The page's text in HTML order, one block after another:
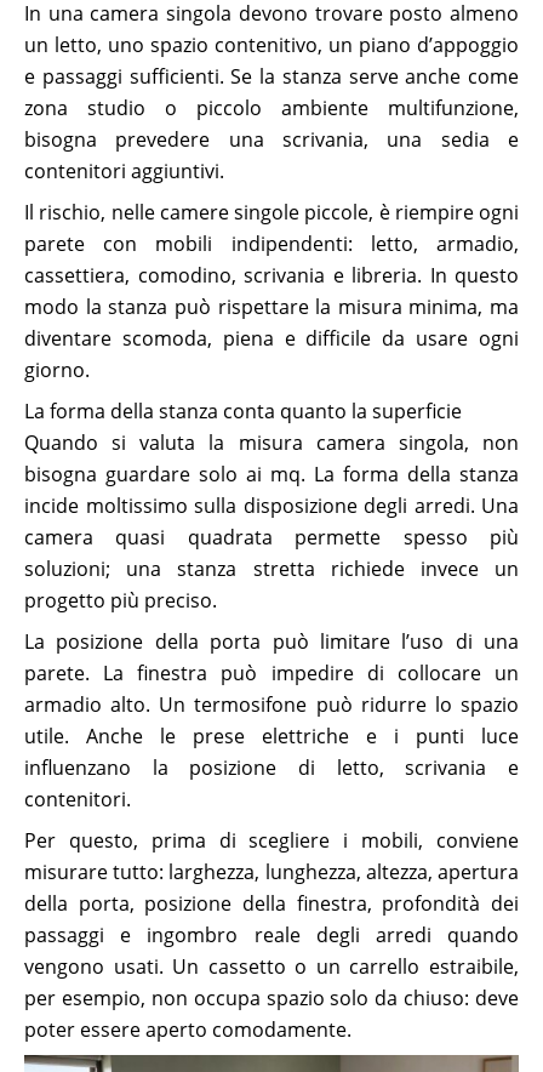
In una camera singola devono trovare posto almeno
un letto, uno spazio contenitivo, un piano d’appoggio
e passaggi sufficienti. Se la stanza serve anche come
zona studio o piccolo ambiente multifunzione,
bisogna prevedere una scrivania, una sedia e
contenitori aggiuntivi.
Il rischio, nelle camere singole piccole, è riempire ogni
parete con mobili indipendenti: letto, armadio,
cassettiera, comodino, scrivania e libreria. In questo
modo la stanza può rispettare la misura minima, ma
diventare scomoda, piena e difficile da usare ogni
giorno.
La forma della stanza conta quanto la superficie
Quando si valuta la misura camera singola, non
bisogna guardare solo ai mq. La forma della stanza
incide moltissimo sulla disposizione degli arredi. Una
camera quasi quadrata permette spesso più
soluzioni; una stanza stretta richiede invece un
progetto più preciso.
La posizione della porta può limitare l’uso di una
parete. La finestra può impedire di collocare un
armadio alto. Un termosifone può ridurre lo spazio
utile. Anche le prese elettriche e i punti luce
influenzano la posizione di letto, scrivania e
contenitori.
Per questo, prima di scegliere i mobili, conviene
misurare tutto: larghezza, lunghezza, altezza, apertura
della porta, posizione della finestra, profondità dei
passaggi e ingombro reale degli arredi quando
vengono usati. Un cassetto o un carrello estraibile,
per esempio, non occupa spazio solo da chiuso: deve
poter essere aperto comodamente.